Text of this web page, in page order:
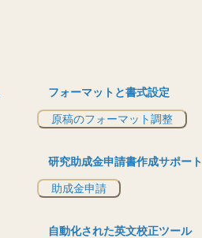
フォーマットと書式設定
原稿のフォーマット調整
研究助成金申請書作成サポート
助成金申請
自動化された英文校正ツール